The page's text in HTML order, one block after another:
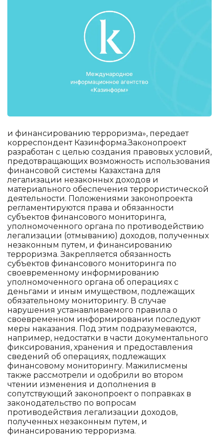
и финансированию терроризма», передает
корреспондент Казинформа.Законопроект
разработан с целью создания правовых условий,
предотвращающих возможность использования
финансовой системы Казахстана для
легализации незаконных доходов и
материального обеспечения террористической
деятельности. Положениями законопроекта
регламентируются права и обязанности
субъектов финансового мониторинга,
уполномоченного органа по противодействию
легализации (отмыванию) доходов, полученных
незаконным путем, и финансированию
терроризма. Закрепляется обязанность
субъектов финансового мониторинга по
своевременному информированию
уполномоченного органа об операциях с
деньгами и иным имуществом, подлежащих
обязательному мониторингу. В случае
нарушения устанавливаемого правила о
своевременном информировании последуют
меры наказания. Под этим подразумеваются,
например, недостатки в части документального
фиксирования, хранения и предоставления
сведений об операциях, подлежащих
финансовому мониторингу. Мажилисмены
также рассмотрели и одобрили во втором
чтении изменения и дополнения в
сопутствующий законопроект о поправках в
законодательство по вопросам
противодействия легализации доходов,
полученных незаконным путем, и
финансированию терроризма.